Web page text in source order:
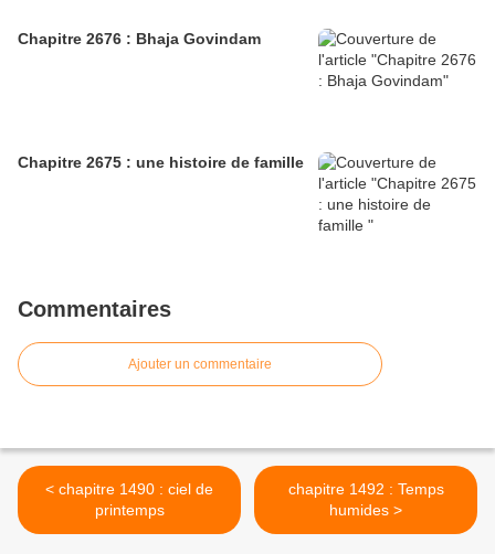
Chapitre 2676 : Bhaja Govindam
Chapitre 2675 : une histoire de famille
Commentaires
Ajouter un commentaire
< chapitre 1490 : ciel de
printemps
chapitre 1492 : Temps
humides >